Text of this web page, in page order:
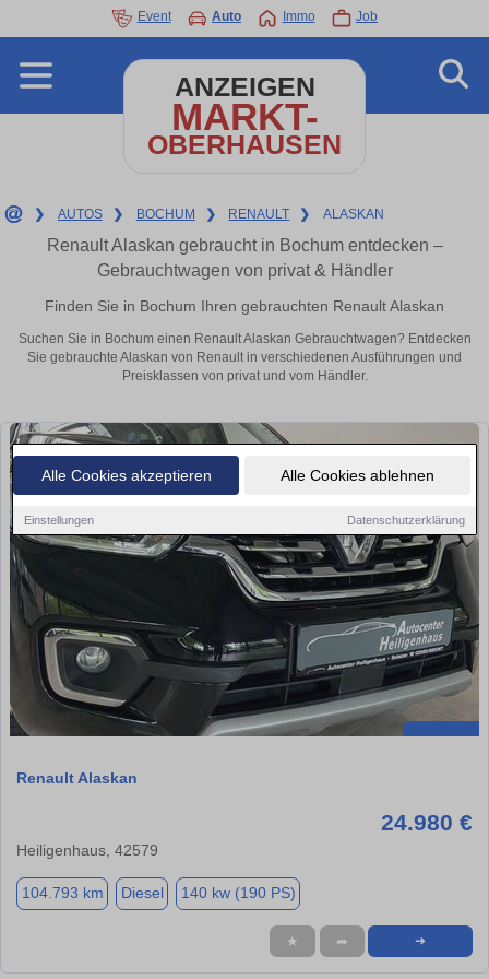
Alle Cookies akzeptieren Alle Cookies ablehnen
Einstellungen Datenschutzerklärung
Event Auto Immo Job
ANZEIGEN
MARKT-
OBERHAUSEN
❯ AUTOS ❯ BOCHUM ❯ RENAULT ❯ ALASKAN
Renault Alaskan gebraucht in Bochum entdecken –
Gebrauchtwagen von privat & Händler
Finden Sie in Bochum Ihren gebrauchten Renault Alaskan
Suchen Sie in Bochum einen Renault Alaskan Gebrauchtwagen? Entdecken
Sie gebrauchte Alaskan von Renault in verschiedenen Ausführungen und
Preisklassen von privat und vom Händler.
Renault Alaskan
24.980 €
Heiligenhaus, 42579
104.793 km Diesel 140 kw (190 PS)
★ ➦ ➜